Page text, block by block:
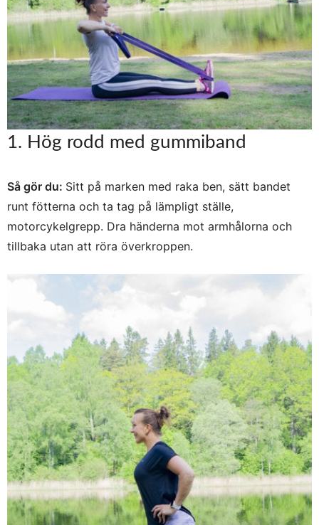
1. Hög rodd med gummiband
Så gör du: Sitt på marken med raka ben, sätt bandet
runt fötterna och ta tag på lämpligt ställe,
motorcykelgrepp. Dra händerna mot armhålorna och
tillbaka utan att röra överkroppen.